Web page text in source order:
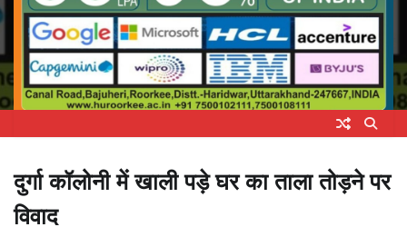
दुर्गा कॉलोनी में खाली पड़े घर का ताला तोड़ने पर
विवाद